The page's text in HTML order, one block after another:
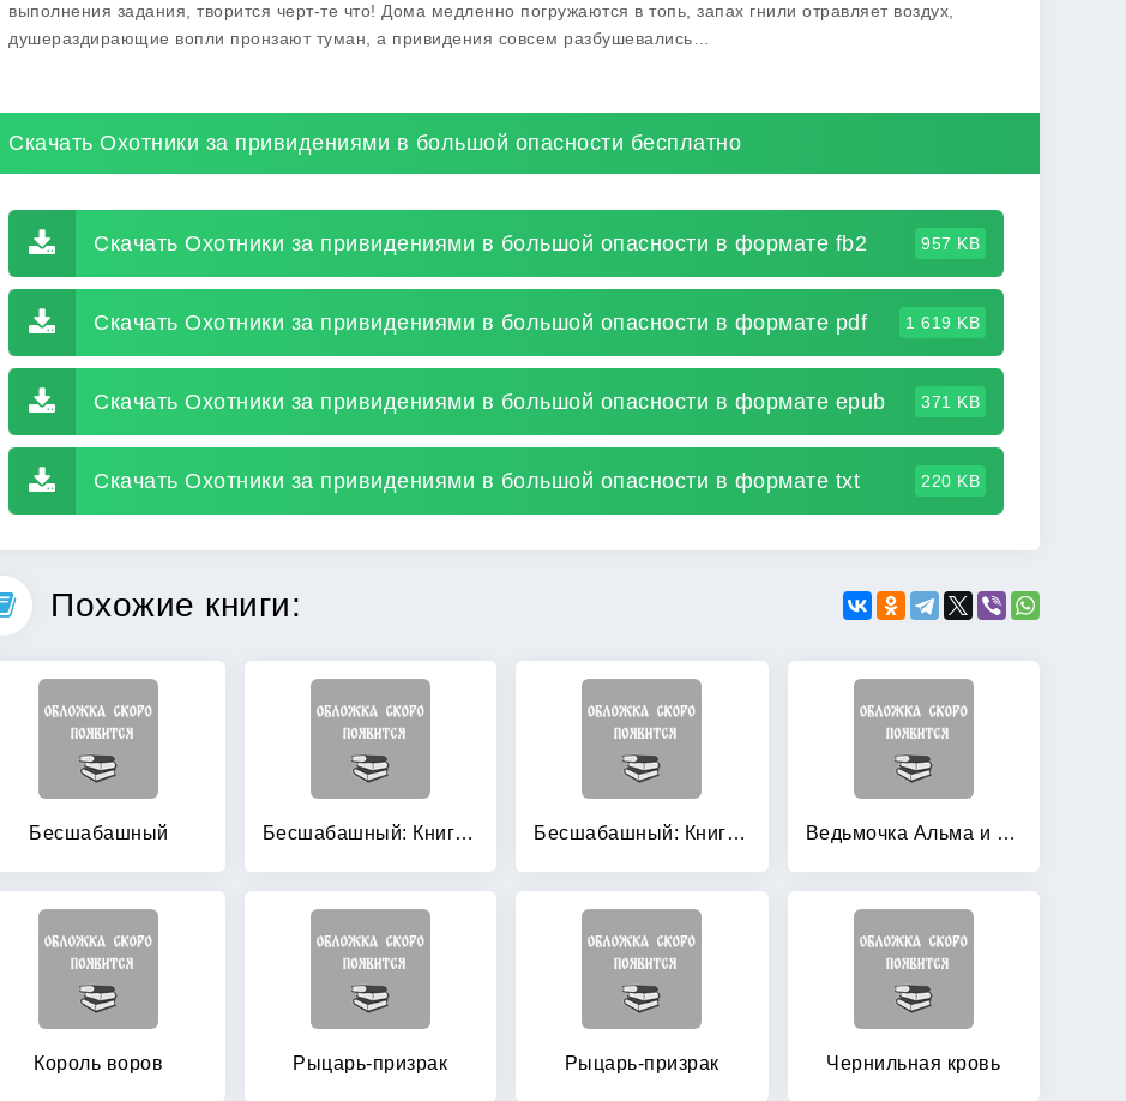
выполнения задания, творится черт-те что! Дома медленно погружаются в топь, запах гнили отравляет воздух,
душераздирающие вопли пронзают туман, а привидения совсем разбушевались…
Скачать Охотники за привидениями в большой опасности бесплатно
Скачать Охотники за привидениями в большой опасности в формате fb2 957 KB
Скачать Охотники за привидениями в большой опасности в формате pdf 1 619 KB
Скачать Охотники за привидениями в большой опасности в формате epub 371 KB
Скачать Охотники за привидениями в большой опасности в формате txt 220 KB
Похожие книги:
Бесшабашный Бесшабашный: Книга 1. Камень во плоти Бесшабашный: Книга 2. Живые тени Ведьмочка Альма и заколдованная картошка
Король воров Рыцарь-призрак Рыцарь-призрак Чернильная кровь